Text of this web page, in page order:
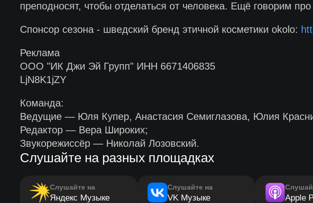
преподносят, чтобы отделаться от человека. Ещё говорим
Спонсор сезона - шведский бренд этичной косметики okolo:
Реклама
ООО "ИК Джи Эй Групп" ИНН 6671406835
LjN8K1jZY
Команда:
Ведущие — Юля Купер, Анастасия Семиглазова, Юлия
Редактор — Вера Широких;
Звукорежиссёр — Николай Лозовский.
Слушайте на разных площадках
Слушайте на
Яндекс Музыке
Слушайте на
VK Музыке Apple